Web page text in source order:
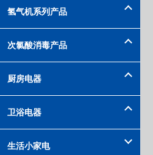
氢气机系列产品
次氯酸消毒产品
厨房电器
卫浴电器
生活小家电